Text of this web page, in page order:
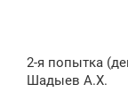
2-я попытка
Шадыев А.Х.